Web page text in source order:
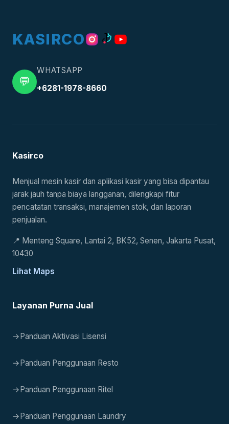
KASIRCO
💬
WHATSAPP
+6281-1978-8660
Kasirco
Menjual mesin kasir dan aplikasi kasir yang bisa dipantau
jarak jauh tanpa biaya langganan, dilengkapi fitur
pencatatan transaksi, manajemen stok, dan laporan
penjualan.
📍 Menteng Square, Lantai 2, BK52, Senen, Jakarta Pusat,
10430
Lihat Maps
Layanan Purna Jual
→Panduan Aktivasi Lisensi
→Panduan Penggunaan Resto
→Panduan Penggunaan Ritel
→Panduan Penggunaan Laundry